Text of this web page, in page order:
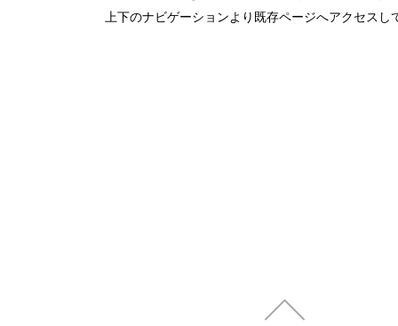
上下のナビゲーションより既存ページへアクセスし